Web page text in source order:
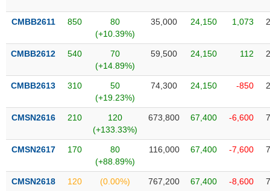
CMBB2611 850
80
(+10.39%)
35,000 24,150 1,073
CMBB2612 540
70
(+14.89%)
59,500 24,150 112
CMBB2613 310
50
(+19.23%)
74,300 24,150 -850
CMSN2616 210
120
(+133.33%)
673,800 67,400 -6,600
CMSN2617 170
80
(+88.89%)
116,000 67,400 -7,600
CMSN2618 120 (0.00%) 767,200 67,400 -8,600
giả
(-)
phân
tích
Thuật
ngữ